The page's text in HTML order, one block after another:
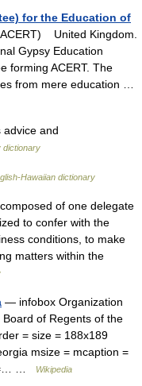
for the Education of
United Kingdom.
Gypsy Education
forming ACERT. The
from mere education …
and
dictionary
Hawaiian dictionary
of one delegate
to confer with the
conditions, to make
matters within the
— infobox Organization
of Regents of the
= size = 188x189
msize = mcaption =
=… …
Wikipedia